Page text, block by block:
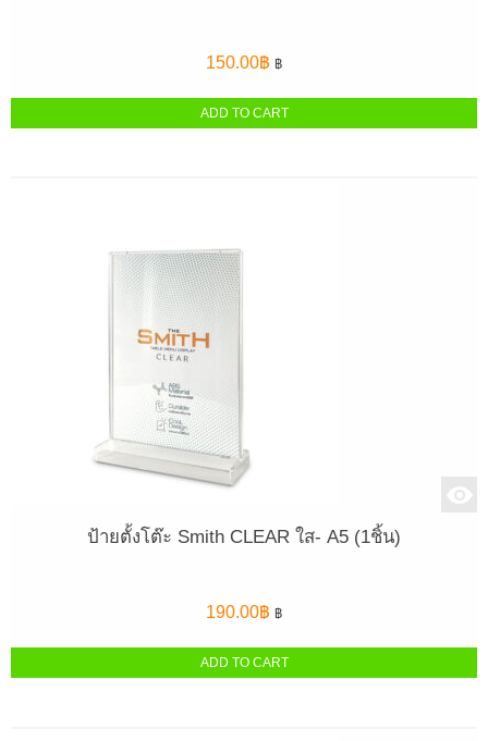
150.00฿ ฿
ADD TO CART
ป้ายตั้งโต๊ะ Smith CLEAR ใส- A5 (1ชิ้น)
190.00฿ ฿
ADD TO CART